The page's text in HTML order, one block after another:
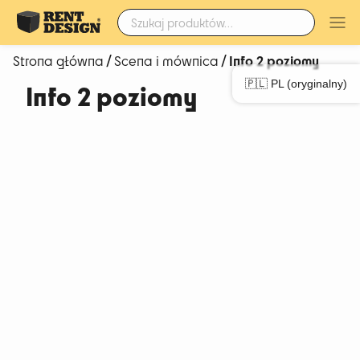
Szukaj:
🇵🇱 PL (oryginalny)
Strona główna/Scena i mównica/ Info 2 poziomy
Info 2 poziomy